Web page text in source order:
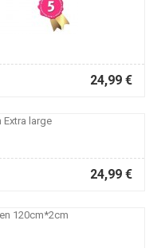
24,99 €
24,99 €